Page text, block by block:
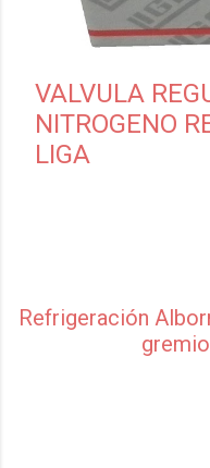
VALVULA
NITROGENO
LIGA
Refrigeración